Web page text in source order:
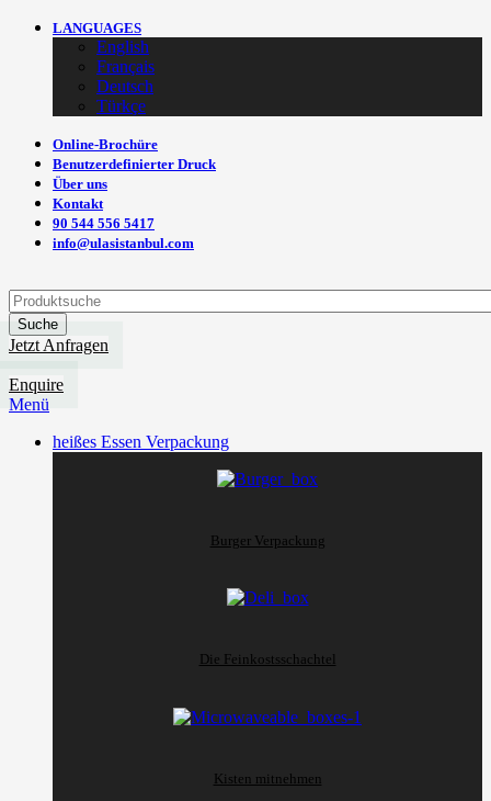
LANGUAGES
English
Français
Deutsch
Türkçe
Online-Brochüre
Benutzerdefinierter Druck
Über uns
Kontakt
90 544 556 5417
info@ulasistanbul.com
Suche
Jetzt Anfragen
Enquire
Menü
heißes Essen Verpackung
Burger Verpackung
Die Feinkostsschachtel
Kisten mitnehmen